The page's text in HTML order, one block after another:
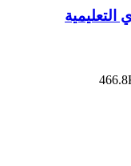
التعليمية